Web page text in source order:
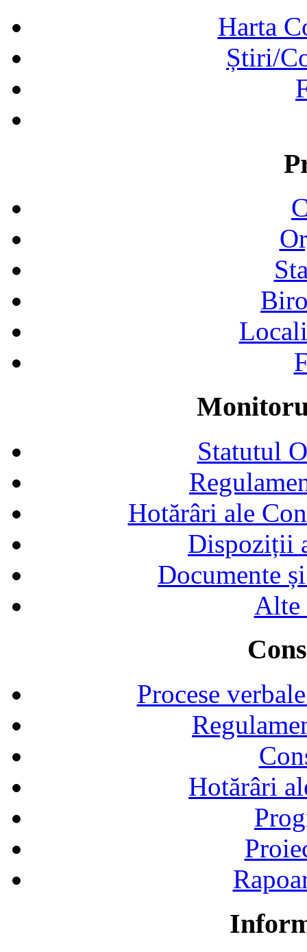
Harta
Știri/
Statutul
Hotărâri ale
Dispoziții
Documente
Alte
Procese
Hotărâri